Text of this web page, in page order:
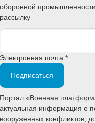
оборонной
рассылку
Электронная почта *
Подписаться
Портал «Военная
актуальная информация о
вооруженных конфликтов,